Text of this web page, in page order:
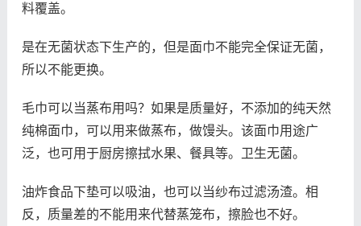
料覆盖。
是在无菌状态下生产的，但是面巾不能完全保证无菌，
所以不能更换。
毛巾可以当蒸布用吗？如果是质量好，不添加的纯天然
纯棉面巾，可以用来做蒸布，做馒头。该面巾用途广
泛，也可用于厨房擦拭水果、餐具等。卫生无菌。
油炸食品下垫可以吸油，也可以当纱布过滤汤渣。相
反，质量差的不能用来代替蒸笼布，擦脸也不好。